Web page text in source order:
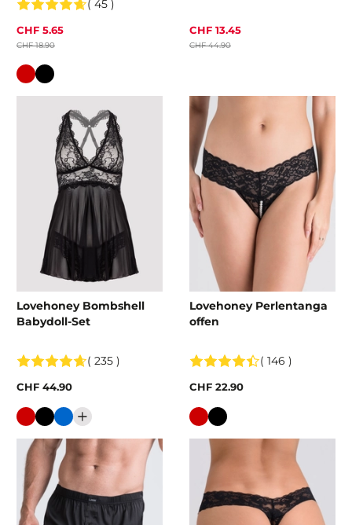
( 45 )
CHF 5.65
CHF 18.90
Farbe
CHF 13.45
CHF 44.90
Lovehoney Bombshell
Babydoll-Set
( 235 )
CHF 44.90
Farbe
Lovehoney Perlentanga
offen
( 146 )
CHF 22.90
Farbe